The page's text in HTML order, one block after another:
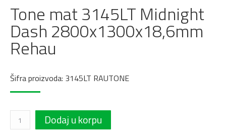
Tone mat 3145LT Midnight
Dash 2800x1300x18,6mm
Rehau
Šifra proizvoda: 3145LT RAUTONE
Tone
mat
Dodaj u korpu